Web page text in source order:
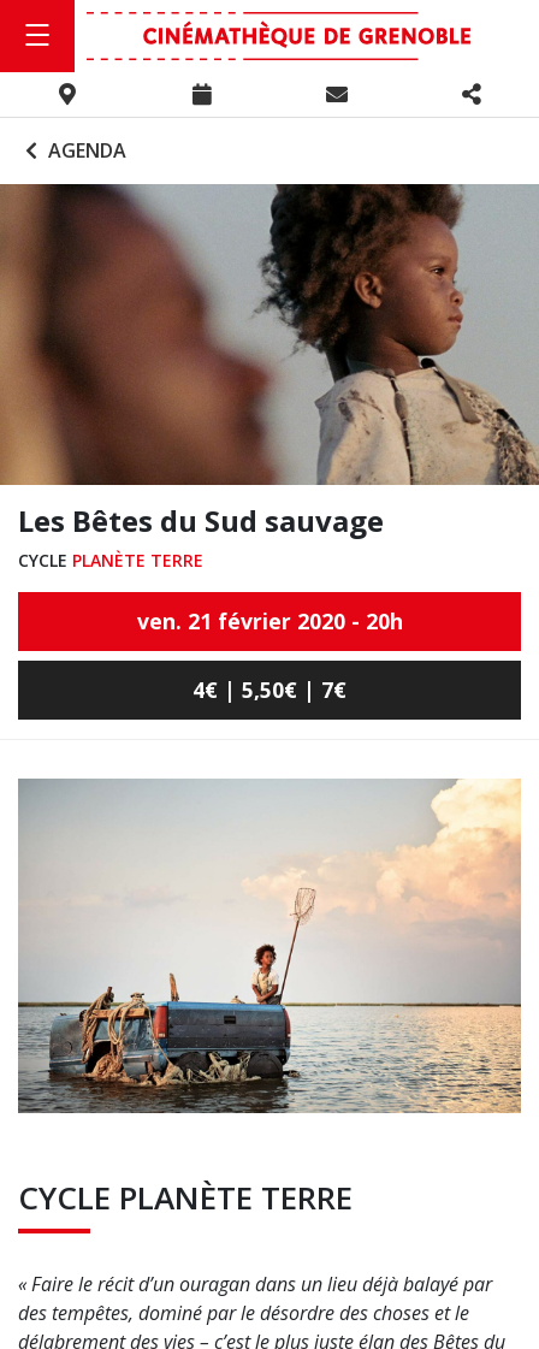
AGENDA
Les Bêtes du Sud sauvage
CYCLE PLANÈTE TERRE
ven. 21 février 2020 - 20h
4€ | 5,50€ | 7€
CYCLE PLANÈTE TERRE
« Faire le récit d’un ouragan dans un lieu déjà balayé par
des tempêtes, dominé par le désordre des choses et le
délabrement des vies – c’est le plus juste élan des Bêtes du